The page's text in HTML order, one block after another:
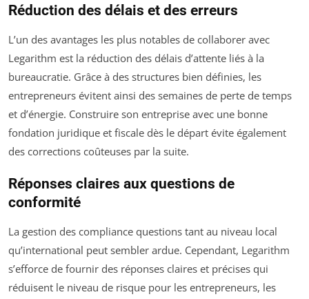
Réduction des délais et des erreurs
L’un des avantages les plus notables de collaborer avec
Legarithm est la réduction des délais d’attente liés à la
bureaucratie. Grâce à des structures bien définies, les
entrepreneurs évitent ainsi des semaines de perte de temps
et d’énergie. Construire son entreprise avec une bonne
fondation juridique et fiscale dès le départ évite également
des corrections coûteuses par la suite.
Réponses claires aux questions de
conformité
La gestion des compliance questions tant au niveau local
qu’international peut sembler ardue. Cependant, Legarithm
s’efforce de fournir des réponses claires et précises qui
réduisent le niveau de risque pour les entrepreneurs, les